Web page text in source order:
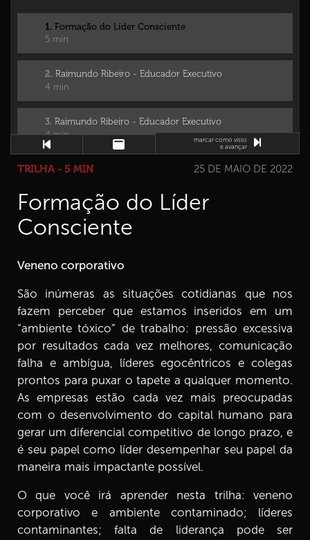
1. Formação do Líder Consciente
5 min
2. Raimundo Ribeiro - Educador Executivo
4 min
3. Raimundo Ribeiro - Educador Executivo
4 min
4.Raimundo Ribeiro - Educador Executivo
Raimundo Ribeiro - Educador Executivo
2 min
6.Raimundo Ribeiro - Educador Executivo
7. Raimundo Ribeiro - Educador Executivo
7 min
8.Raimundo Ribeiro - Educador Executivo
marcar como visto
e avançar
TRILHA - 5 MIN 25 DE MAIO DE 2022
Formação do Líder
Consciente
Veneno corporativo
São inúmeras as situações cotidianas que nos
fazem perceber que estamos inseridos em um
“ambiente tóxico” de trabalho: pressão excessiva
por resultados cada vez melhores, comunicação
falha e ambígua, líderes egocêntricos e colegas
prontos para puxar o tapete a qualquer momento.
As empresas estão cada vez mais preocupadas
com o desenvolvimento do capital humano para
gerar um diferencial competitivo de longo prazo, e
é seu papel como líder desempenhar seu papel da
maneira mais impactante possível.
O que você irá aprender nesta trilha: veneno
corporativo e ambiente contaminado; líderes
contaminantes; falta de liderança pode ser